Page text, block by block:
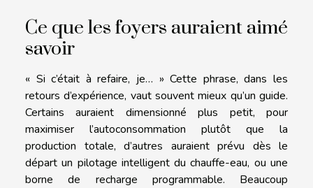
Ce que les foyers auraient aimé
savoir
« Si c’était à refaire, je… » Cette phrase, dans les
retours d’expérience, vaut souvent mieux qu’un guide.
Certains auraient dimensionné plus petit, pour
maximiser l’autoconsommation plutôt que la
production totale, d’autres auraient prévu dès le
départ un pilotage intelligent du chauffe-eau, ou une
borne de recharge programmable. Beaucoup